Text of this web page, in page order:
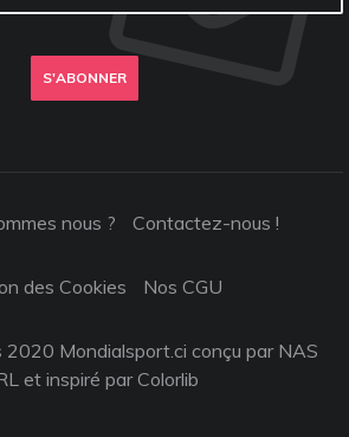
S'ABONNER
nous ? Contactez-nous !
des Cookies Nos CGU
Mondialsport.ci conçu par NAS
et inspiré parColorlib